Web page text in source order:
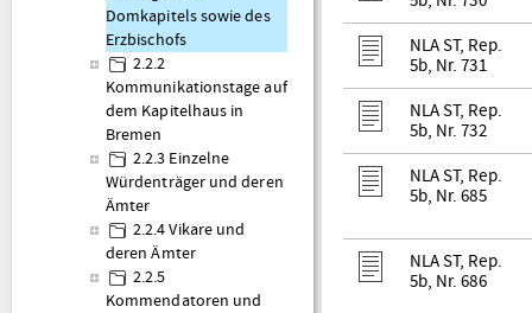
Domkapitels sowie des
Erzbischofs
2.2.2
Kommunikationstage auf
dem Kapitelhaus in
Bremen
2.2.3 Einzelne
Würdenträger und deren
Ämter
2.2.4 Vikare und
deren Ämter
2.2.5
Kommendatoren und
NLA ST, Rep.
5b, Nr. 731
NLA ST, Rep.
5b, Nr. 732
NLA ST, Rep.
5b, Nr. 685
NLA ST, Rep.
5b, Nr. 686